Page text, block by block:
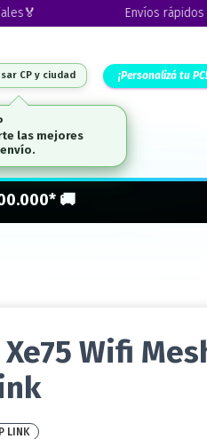
Envíos rápidos a todo
CP y ciudad ¡Personalizá tu PC!
🚚
Wifi
LINK